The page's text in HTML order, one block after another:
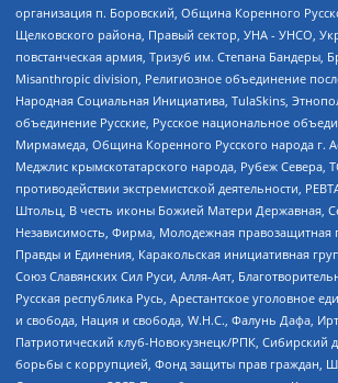
организация п. Боровский, Община Коренного
Щелковского района, Правый сектор, УНА - УНСО,
повстанческая армия, Тризуб им. Степана Бандеры,
Misanthropic division, Религиозное объединение
Народная Социальная Инициатива, TulaSkins,
объединение Русские, Русское национальное
Мирмамеда, Община Коренного Русского народа г.
Меджлис крымскотатарского народа, Рубеж Севера,
противодействии экстремистской деятельности,
Штольц, В честь иконы Божией Матери Державная,
Независимость, Фирма, Молодежная
Правды и Единения, Каракольская инициативная
Союз Славянских Сил Руси, Алля-Аят,
Русская республика Русь, Арестантское уголовное
и свобода, Нация и свобода, W.H.С., Фалунь Дафа,
Патриотический клуб-Новокузнецк/РПК, Сибирский
борьбы с коррупцией, Фонд защиты прав граждан,